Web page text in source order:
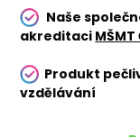
Naše
akreditaci MŠMT
Produkt
vzdělávání